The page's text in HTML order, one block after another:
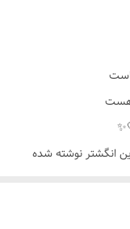
است
هست
انگشتر نوشته شده